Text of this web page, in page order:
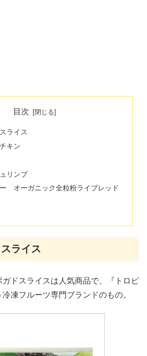
目次
ライス
キン
リンプ
オーガニック全粒粉ライブレッド
ライス
ガドスライスは人気商品で、『トロピ
凍フルーツ専門ブランドのもの。